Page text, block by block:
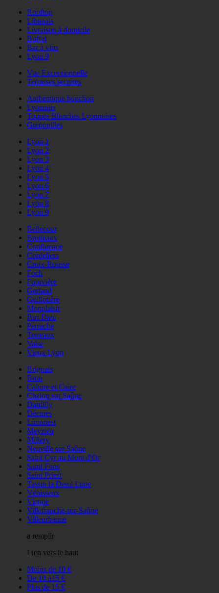
Rooftop
Libanais
Livraison à domicile
Buffet
Bar à vins
Lyon 9
Vue Exceptionnelle
Terrasses secrètes
Authentique bouchon
Lyonnais
Toques Blanches Lyonnaises
Grenouilles
Lyon 1
Lyon 2
Lyon 3
Lyon 4
Lyon 5
Lyon 6
Lyon 7
Lyon 8
Lyon 9
Bellecour
Brotteaux
Confluence
Cordeliers
Croix-Rousse
Foch
Fourvière
Gerland
Guillotière
Monplaisir
Part Dieu
Perrache
Terreaux
Vaise
Vieux Lyon
Brignais
Bron
Caluire et Cuire
Chalon sur Saône
Dardilly
Décines
Limonest
Meyzieu
Millery
Neuville sur Saône
Saint Cyr au Mont d'Or
Saint Fons
Saint Priest
Tassin la Demi Lune
Vénisseux
Vienne
Villefranche-sur-Saône
Villeurbanne
a remplir
Lien vers le haut
Moins de 10 €
De 10 à15 €
Plus de 15 €